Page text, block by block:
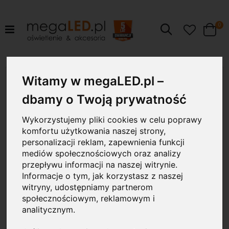
Witamy w megaLED.pl –
dbamy o Twoją prywatność
Wykorzystujemy pliki cookies w celu poprawy
komfortu użytkowania naszej strony,
personalizacji reklam, zapewnienia funkcji
mediów społecznościowych oraz analizy
przepływu informacji na naszej witrynie.
Informacje o tym, jak korzystasz z naszej
witryny, udostępniamy partnerom
społecznościowym, reklamowym i
analitycznym.
Szukaj Cart
0
galerii
9W